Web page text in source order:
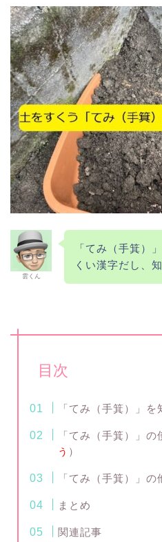
雲くん
「てみ（手箕）
くい漢字だし、
目次
「てみ（手箕）」
「てみ（手箕）」
う ）
「てみ（手箕）」の
まとめ
関連記事